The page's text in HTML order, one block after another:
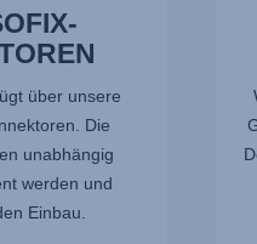
über unsere
Die
unabhängig
werden und
Einbau.